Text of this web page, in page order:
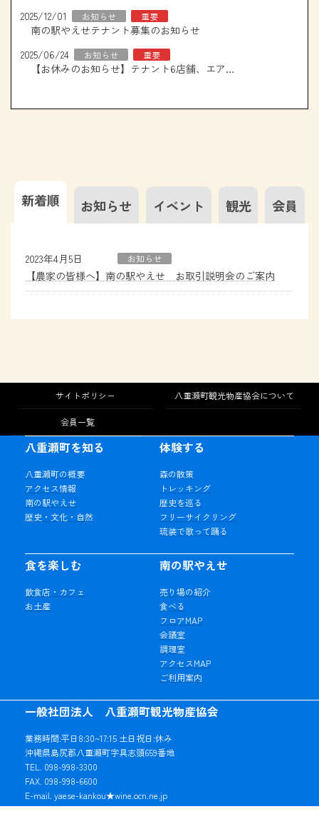
2025/12/01
お知らせ 重要
南の駅やえせテナント募集のお知らせ
2025/06/24
お知らせ 重要
【お休みのお知らせ】テナント6店舗、エアコン取り換え工事について
新着順 お知らせ イベント 観光 会員
2023年4月5日 お知らせ
【農家の皆様へ】南の駅やえせ お取引説明会のご案内
サイトポリシー 八重瀬町観光物産協会について
会員一覧
一般社団法人 八重瀬町観光物産協会
業務時間:平日8:30~17:15 土日祝日:休み
沖縄県島尻郡八重瀬町字具志頭659番地
TEL. 098-998-3300
FAX. 098-998-6600
E-mail. yaese-kankou★wine.ocn.ne.jp
※★マークを「@」に変更してご利用ください。
八重瀬町を知る
八重瀬町の概要
アクセス情報
南の駅やえせ
歴史・文化・自然
体験する
森の散策
トレッキング
歴史を巡る
フリーサイクリング
琉装で歌って踊る
食を楽しむ
飲食店・カフェ
お土産
南の駅やえせ
売り場の紹介
食べる
フロアMAP
会議室
調理室
アクセスMAP
ご利用案内